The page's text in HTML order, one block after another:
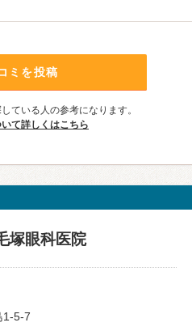
ミを投稿
ている人の参考になります。
て詳しくはこちら
塚眼科医院
1-5-7